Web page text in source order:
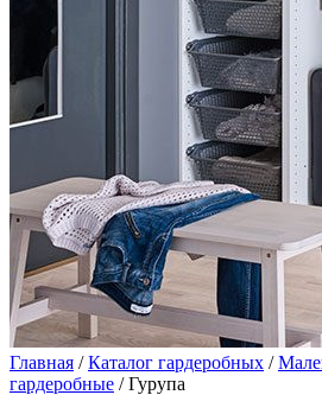
Главная /Каталог гардеробных /
гардеробные / Гурупа